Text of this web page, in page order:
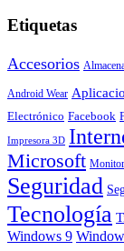
Etiquetas
Accesorios
Android Wear
Electrónico Facebook
Impresora 3D
Microsoft
Seguridad
Tecnología
Windows 9